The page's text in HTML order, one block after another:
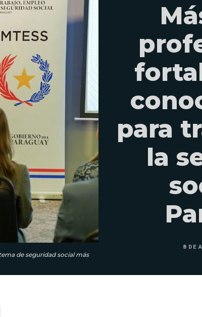
de seguridad social más
para
la
8 DE